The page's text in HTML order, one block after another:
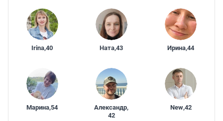
Irina,40 Ната,43 Ирина,44
Марина,54 Александр,
42
New,42